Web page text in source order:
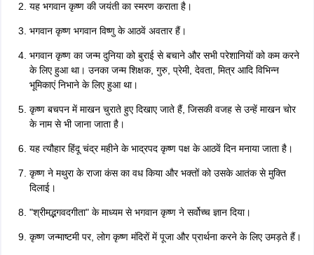
यह भगवान कृष्ण की जयंती का स्मरण कराता है।
भगवान कृष्ण भगवान विष्णु के आठवें अवतार हैं।
भगवान कृष्ण का जन्म दुनिया को बुराई से बचाने और सभी परेशानियों को कम करने
के लिए हुआ था। उनका जन्म शिक्षक, गुरु, प्रेमी, देवता, मित्र आदि विभिन्न
भूमिकाएं निभाने के लिए हुआ था।
कृष्ण बचपन में माखन चुराते हुए दिखाए जाते हैं, जिसकी वजह से उन्हें माखन चोर
के नाम से भी जाना जाता है।
यह त्यौहार हिंदू चंद्र महीने के भाद्रपद कृष्ण पक्ष के आठवें दिन मनाया जाता है।
कृष्ण ने मथुरा के राजा कंस का वध किया और भक्तों को उसके आतंक से मुक्ति
दिलाई।
"श्रीमद्भगवदगीता" के माध्यम से भगवान कृष्ण ने सर्वोच्च ज्ञान दिया।
कृष्ण जन्माष्टमी पर, लोग कृष्ण मंदिरों में पूजा और प्रार्थना करने के लिए उमड़ते हैं।